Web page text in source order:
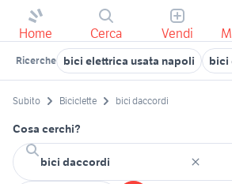
Home Cerca Vendi
Ricerche bici elettrica usata napoli bici
Subito Biciclette bici daccordi
Cosa cerchi?